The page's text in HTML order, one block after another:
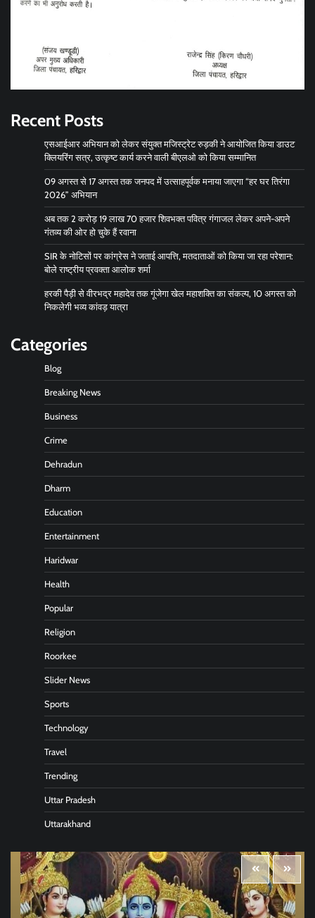
Recent Posts
एसआईआर अभियान को लेकर संयुक्त मजिस्ट्रेट रुड़की ने आयोजित किया डाउट
क्लियरिंग सत्र, उत्कृष्ट कार्य करने वाली बीएलओ को किया सम्मानित
09 अगस्त से 17 अगस्त तक जनपद में उत्साहपूर्वक मनाया जाएगा “हर घर तिरंगा
2026” अभियान
अब तक 2 करोड़ 19 लाख 70 हजार शिवभक्त पवित्र गंगाजल लेकर अपने-अपने
गंतव्य की ओर हो चुके हैं रवाना
SIR के नोटिसों पर कांग्रेस ने जताई आपत्ति, मतदाताओं को किया जा रहा परेशान:
बोले राष्ट्रीय प्रवक्ता आलोक शर्मा
हरकी पैड़ी से वीरभद्र महादेव तक गूंजेगा खेल महाशक्ति का संकल्प, 10 अगस्त को
निकलेगी भव्य कांवड़ यात्रा
Categories
Blog
Breaking News
Business
Crime
Dehradun
Dharm
Education
Entertainment
Haridwar
Health
Popular
Religion
Roorkee
Slider News
Sports
Technology
Travel
Trending
Uttar Pradesh
Uttarakhand